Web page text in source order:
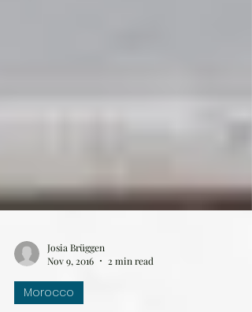
Josia Brüggen
Nov 9, 2016